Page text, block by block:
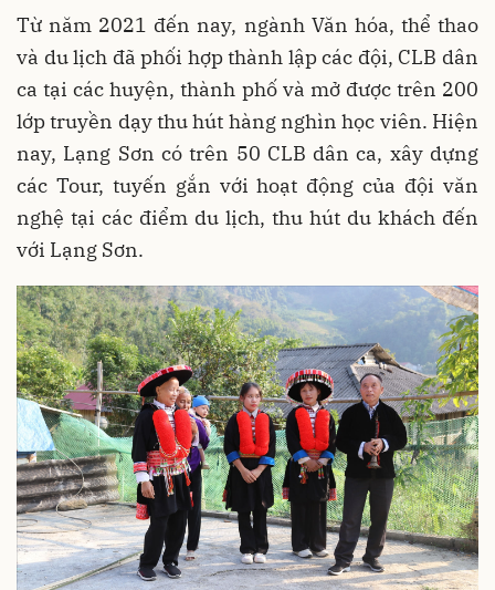
Từ năm 2021 đến nay, ngành Văn hóa, thể thao
và du lịch đã phối hợp thành lập các đội, CLB dân
ca tại các huyện, thành phố và mở được trên 200
lớp truyền dạy thu hút hàng nghìn học viên. Hiện
nay, Lạng Sơn có trên 50 CLB dân ca, xây dựng
các Tour, tuyến gắn với hoạt động của đội văn
nghệ tại các điểm du lịch, thu hút du khách đến
với Lạng Sơn.